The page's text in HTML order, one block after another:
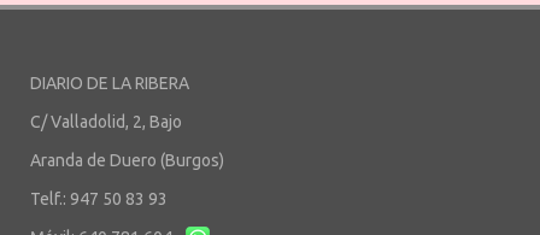
DIARIO DE LA RIBERA
C/ Valladolid, 2, Bajo
Aranda de Duero (Burgos)
Telf.: 947 50 83 93